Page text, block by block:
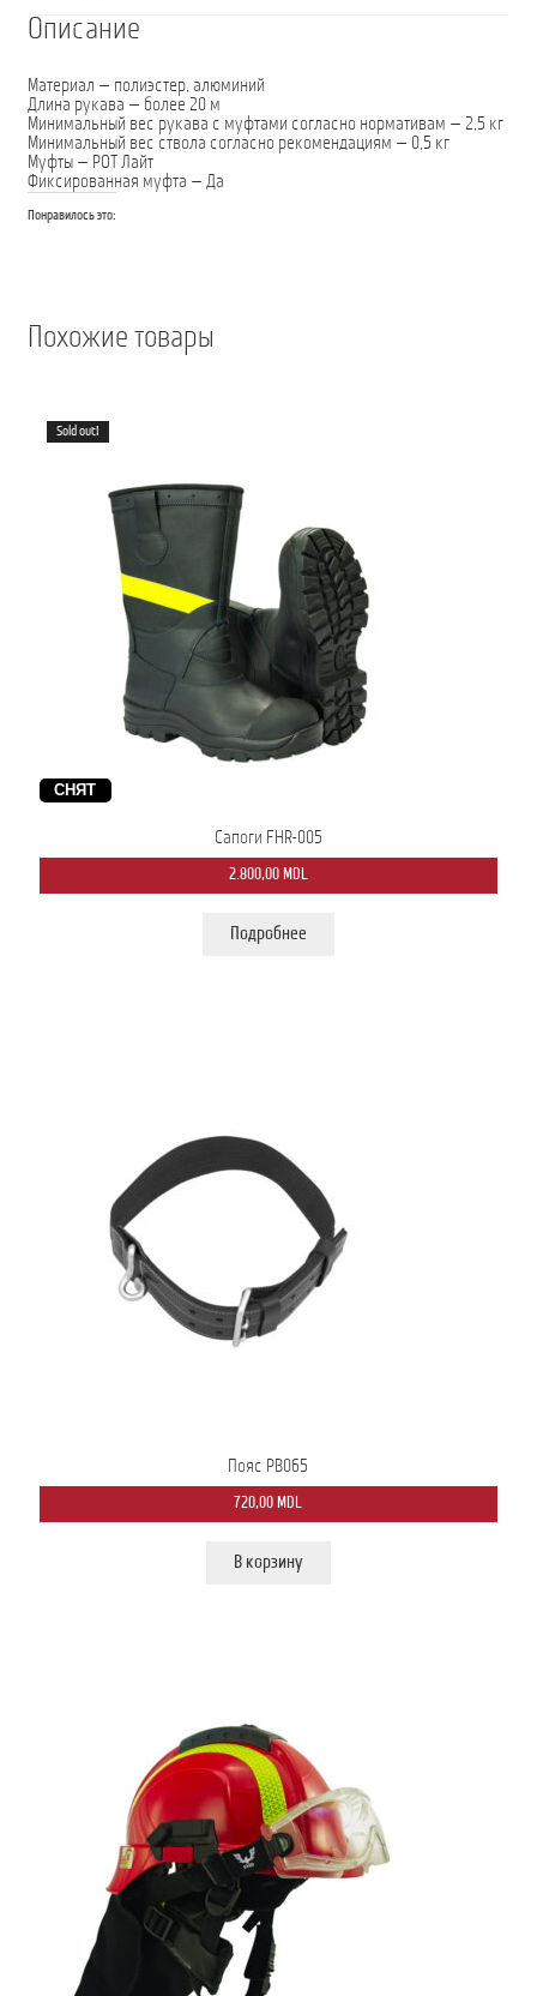
Описание
Материал — полиэстер, алюминий
Длина рукава — более 20 м
Минимальный вес рукава с муфтами согласно нормативам — 2,5 кг
Минимальный вес ствола согласно рекомендациям — 0,5 кг
Муфты — РОТ Лайт
Фиксированная муфта — Да
Понравилось это:
Похожие товары
Sold out!
СНЯТ
Сапоги FHR-005
2.800,00 MDL
Подробнее
Пояс PB065
720,00MDL
В корзину